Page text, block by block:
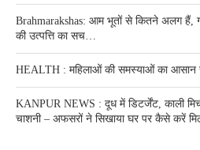
Brahmarakshas: आम भूतों से कितने अलग हैं,
की उत्पत्ति का सच…
HEALTH : महिलाओं की समस्‍याओं का आसान
KANPUR NEWS : दूध में डिटर्जेंट, काली
चाशनी – अफसरों ने सिखाया घर पर कैसे करें